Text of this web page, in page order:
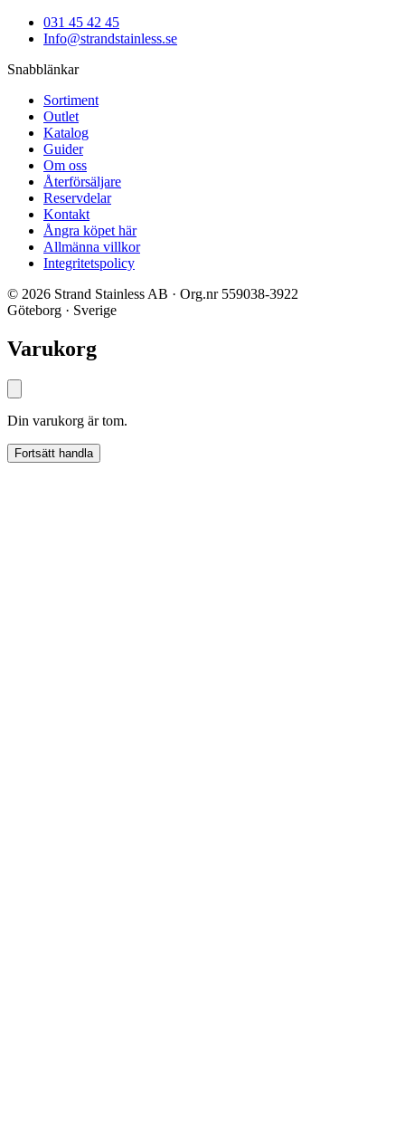
031 45 42 45
Info@strandstainless.se
Snabblänkar
Sortiment
Outlet
Katalog
Guider
Om oss
Återförsäljare
Reservdelar
Kontakt
Ångra köpet här
Allmänna villkor
Integritetspolicy
© 2026 Strand Stainless AB · Org.nr 559038-3922
Göteborg · Sverige
Varukorg
Din varukorg är tom.
Fortsätt handla